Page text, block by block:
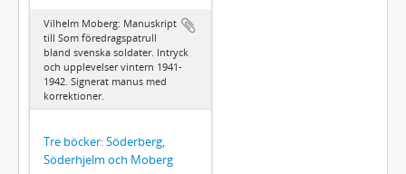
Vilhelm Moberg: Manuskript
till Som föredragspatrull
bland svenska soldater. Intryck
och upplevelser vintern 1941-
1942. Signerat manus med
korrektioner.
Tre böcker: Söderberg,
Söderhjelm och Moberg